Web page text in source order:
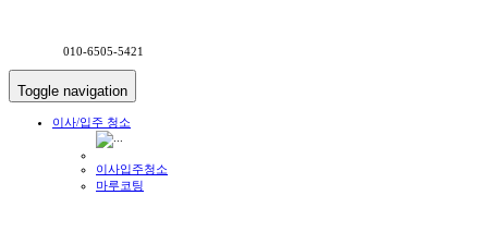
010-6505-5421
Toggle navigation
이사/입주 청소
이사입주청소
마루코팅